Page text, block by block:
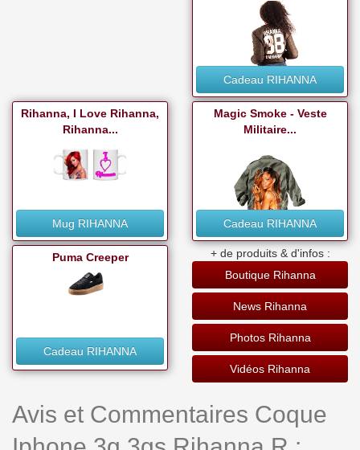
Cadeau RIHANNA
Rihanna, I Love Rihanna,
Rihanna...
Mug RIHANNA
Magic Smoke - Veste
Militaire...
Cadeau RIHANNA
Puma Creeper
Cadeau RIHANNA
+ de produits & d'infos :
Boutique Rihanna
News Rihanna
Photos Rihanna
Vidéos Rihanna
Avis et Commentaires Coque